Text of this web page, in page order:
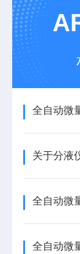
全自动微
关于分液